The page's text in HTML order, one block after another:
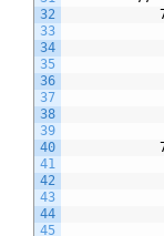
32
33
34
35
36
37
38
39
40
41
42
43
44
45
77
07 81 81
01
01
01
01
04 49 53
01
07 01